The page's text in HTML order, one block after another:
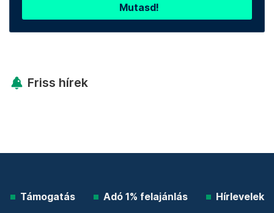
Mutasd!
Friss hírek
Támogatás Adó 1% felajánlás Hírlevelek